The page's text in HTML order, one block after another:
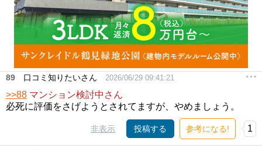
89 口コミ知りたいさん 2026/06/29 09:41:21
>>88 マンション検討中さん
必死に評価をさげようとされてますが、やめましょう。
非表示 投稿する 参考になる! 1